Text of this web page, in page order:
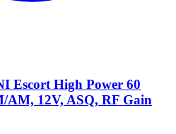
Escort High Power 60
AM, 12V, ASQ, RF Gain